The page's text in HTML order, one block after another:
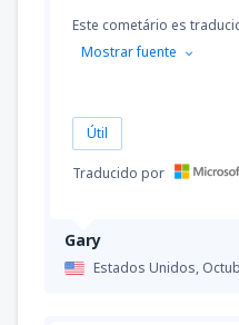
Gary
Estados Unidos,
Este cometário es
Mostrar fuente
Útil
Traducido por